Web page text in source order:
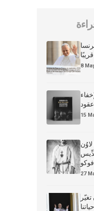
8
15
لاوُن
27
حياتنا